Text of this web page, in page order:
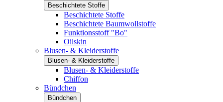
Beschichtete Stoffe
Beschichtete Stoffe
Beschichtete Baumwollstoffe
Funktionsstoff "Bo"
Oilskin
Blusen- & Kleiderstoffe
Blusen- & Kleiderstoffe
Blusen- & Kleiderstoffe
Chiffon
Bündchen
Bündchen